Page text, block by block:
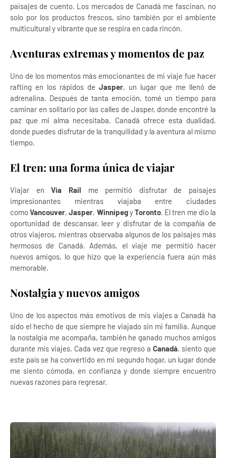
paisajes de cuento. Los mercados de Canadá me fascinan, no
solo por los productos frescos, sino también por el ambiente
multicultural y vibrante que se respira en cada rincón.
Aventuras extremas y momentos de paz
Uno de los momentos más emocionantes de mi viaje fue hacer
rafting en los rápidos de Jasper, un lugar que me llenó de
adrenalina. Después de tanta emoción, tomé un tiempo para
caminar en solitario por las calles de Jasper, donde encontré la
paz que mi alma necesitaba. Canadá ofrece esta dualidad,
donde puedes disfrutar de la tranquilidad y la aventura al mismo
tiempo.
El tren: una forma única de viajar
Viajar enVia Rail me permitió disfrutar de paisajes
impresionantes mientras viajaba entre ciudades
comoVancouver,Jasper, WinnipegyToronto. El tren me dio la
oportunidad de descansar, leer y disfrutar de la compañía de
otros viajeros, mientras observaba algunos de los paisajes más
hermosos de Canadá. Además, el viaje me permitió hacer
nuevos amigos, lo que hizo que la experiencia fuera aún más
memorable.
Nostalgia y nuevos amigos
Uno de los aspectos más emotivos de mis viajes a Canadá ha
sido el hecho de que siempre he viajado sin mi familia. Aunque
la nostalgia me acompaña, también he ganado muchos amigos
durante mis viajes. Cada vez que regreso a Canadá, siento que
este país se ha convertido en mi segundo hogar, un lugar donde
me siento cómoda, en confianza y donde siempre encuentro
nuevas razones para regresar.